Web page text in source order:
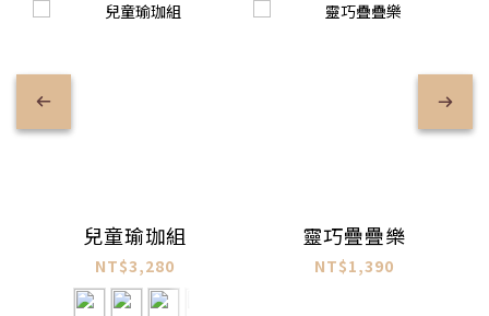
兒童瑜珈組
NT$3,280
靈巧疊疊樂
NT$1,390